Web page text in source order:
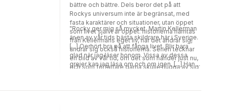
bättre och bättre. Dels beror det på att
Rockys universum inte är begränsat, med
fasta karaktärer och situationer, utan öppet
som livet självt är öppet: historierna hämtas
från Kellermans eget liv, när det ändrar sig,
ändrar sig också historierna. Serien tecknar
en bild av vår tid, om det som händer just nu,
och som författare gärna skulle hugga av sig
"Rocky ger mig så mycket. Martin Kellerman
är en av vår tids bästa skildrare här i Sverige.
[...] Oerhört bra på att fånga livet. Blir bara
glad när jag läser honom. Vissa av dessa
grejer kan jag läsa om och om igen. [...] Han
SVT GoKväll